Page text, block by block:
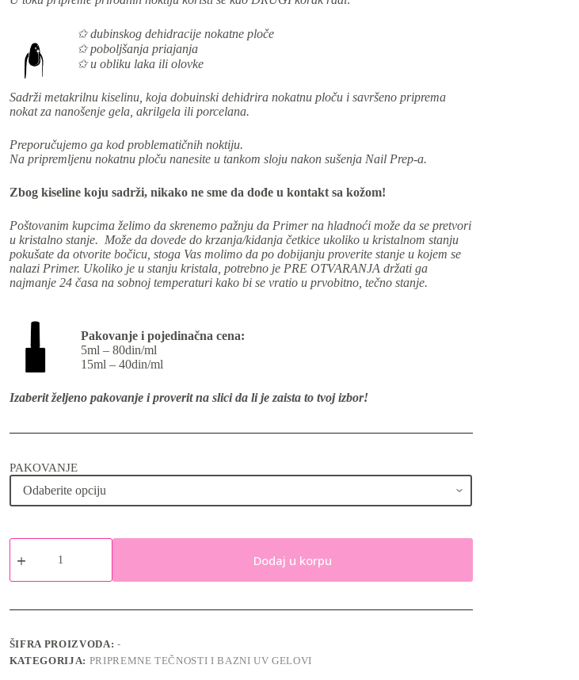
✩ dubinskog dehidracije nokatne ploče
✩poboljšanja priajanja
✩ u obliku laka ili olovke
Sadrži metakrilnu kiselinu, koja dobuinski dehidrira nokatnu ploču i savršeno priprema
nokat za nanošenje gela, akrilgela ili porcelana.
Preporučujemo ga kod problematičnih noktiju.
Na pripremljenu nokatnu ploču nanesite u tankom sloju nakon sušenja Nail Prep-a.
Zbog kiseline koju sadrži, nikako ne sme da dođe u kontakt sa kožom!
Poštovanim kupcima želimo da skrenemo pažnju da Primer na hladnoći može da se pretvori
u kristalno stanje. Može da dovede do krzanja/kidanja četkice ukoliko u kristalnom stanju
pokušate da otvorite bočicu, stoga Vas molimo da po dobijanju proverite stanje u kojem se
nalazi Primer. Ukoliko je u stanju kristala, potrebno je PRE OTVARANJA držati ga
najmanje 24 časa na sobnoj temperaturi kako bi se vratio u prvobitno, tečno stanje.
Pakovanje i pojedinačna cena:
5ml – 80din/ml
15ml – 40din/ml
Izaberit željeno pakovanje i proverit na slici da li je zaista to tvoj izbor!
PAKOVANJE
Primer
sa
količina
Dodaj u korpu
ŠIFRA PROIZVODA: -
KATEGORIJA: PRIPREMNE TEČNOSTI I BAZNI UV GELOVI